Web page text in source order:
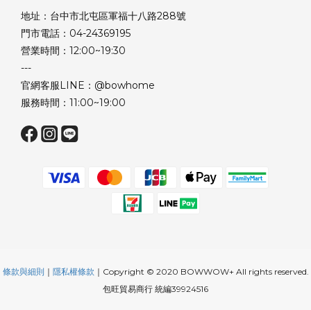
地址：台中市北屯區軍福十八路288號
門市電話：04-24369195
營業時間：12:00~19:30
---
官網客服LINE：@bowhome
服務時間：11:00~19:00
條款與細則 ｜ 隱私權條款 ｜Copyright © 2020 BOWWOW+ All rights reserved.
包旺貿易商行 統編39924516